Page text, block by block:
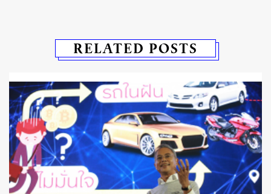
RELATED POSTS